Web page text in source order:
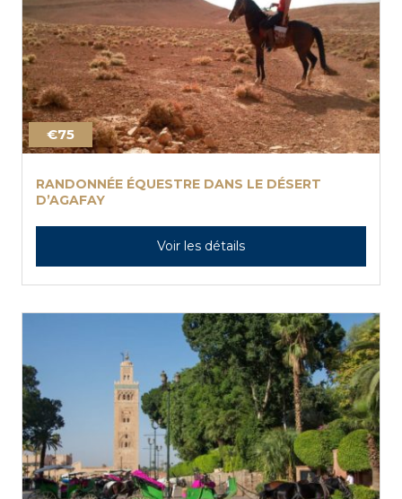
€75
RANDONNÉE ÉQUESTRE DANS LE DÉSERT
D’AGAFAY
Voir les détails